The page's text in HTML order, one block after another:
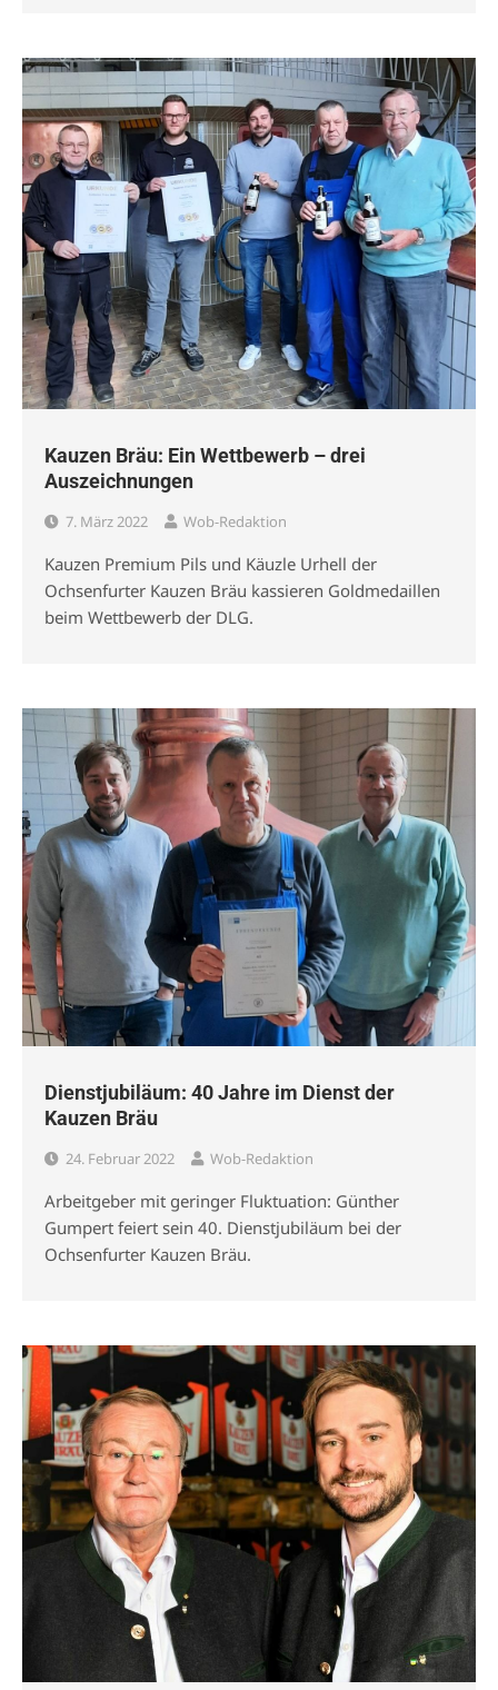
Kauzen Bräu: Ein Wettbewerb – drei
Auszeichnungen
7. März 2022 Wob-Redaktion
Kauzen Premium Pils und Käuzle Urhell der
Ochsenfurter Kauzen Bräu kassieren Goldmedaillen
beim Wettbewerb der DLG.
Dienstjubiläum: 40 Jahre im Dienst der
Kauzen Bräu
24. Februar 2022 Wob-Redaktion
Arbeitgeber mit geringer Fluktuation: Günther
Gumpert feiert sein 40. Dienstjubiläum bei der
Ochsenfurter Kauzen Bräu.